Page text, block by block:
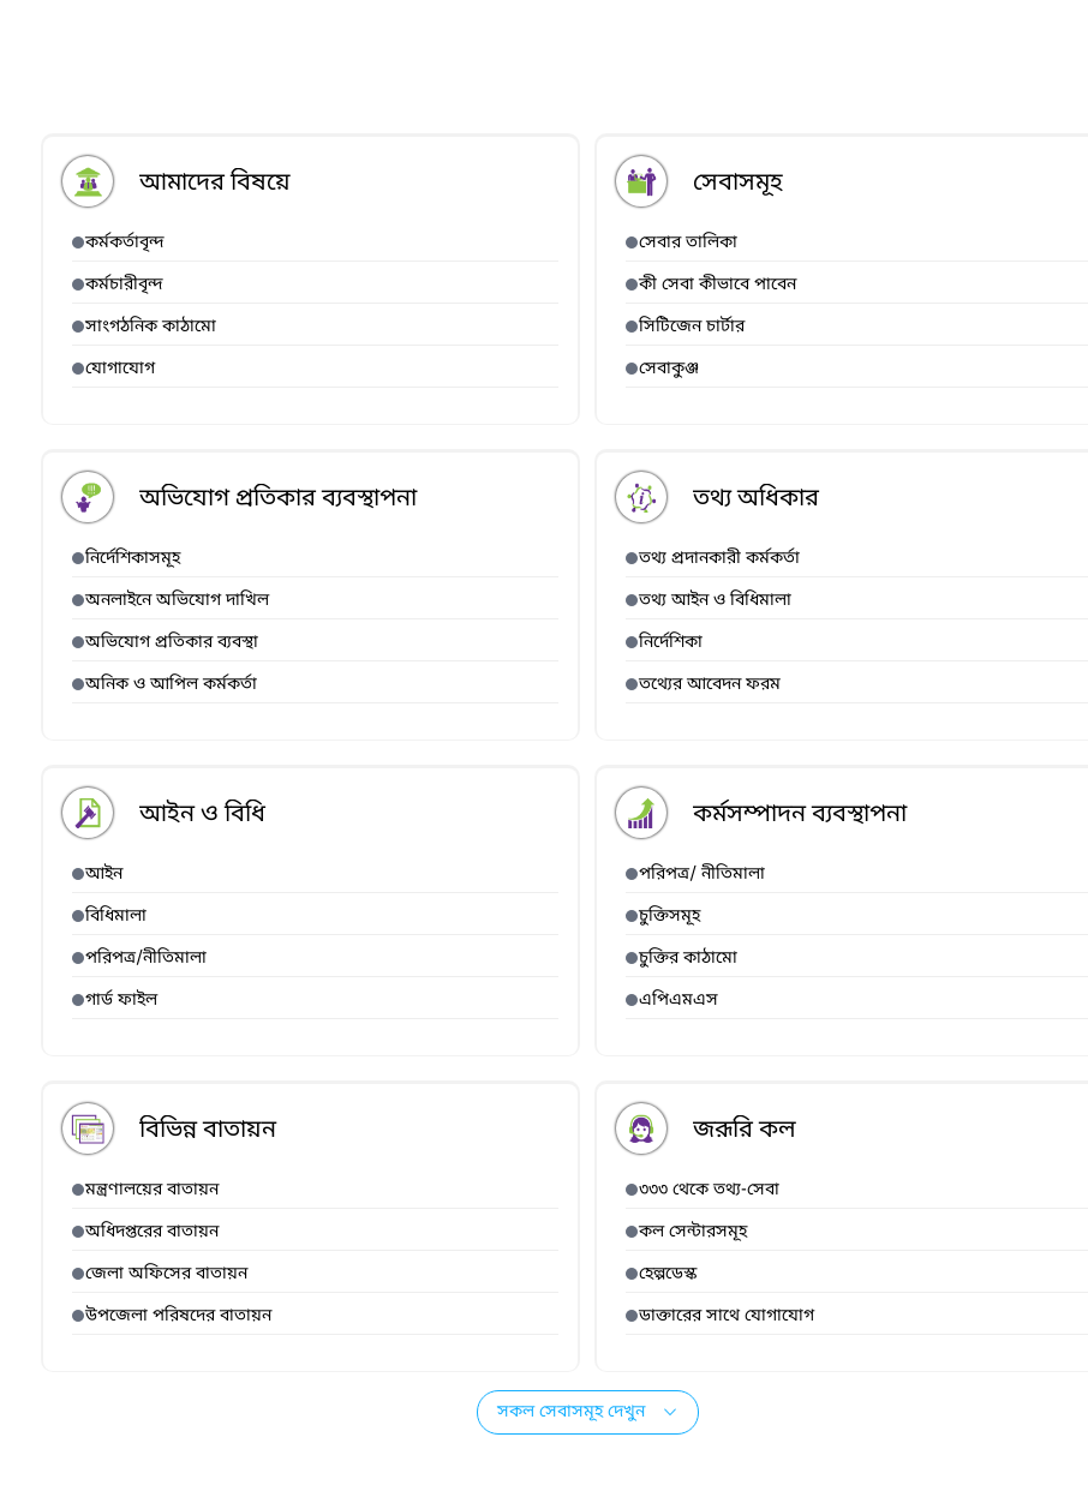
আমাদের বিষয়ে
কর্মকর্তাবৃন্দ
কর্মচারীবৃন্দ
সাংগঠনিক কাঠামো
যোগাযোগ
সেবাসমূহ
সেবার তালিকা
কী সেবা কীভাবে পাবেন
সিটিজেন চার্টার
সেবাকুঞ্জ
অভিযোগ প্রতিকার ব্যবস্থাপনা
নির্দেশিকাসমূহ
অনলাইনে অভিযোগ দাখিল
অভিযোগ প্রতিকার ব্যবস্থা
অনিক ও আপিল কর্মকর্তা
তথ্য অধিকার
তথ্য প্রদানকারী কর্মকর্তা
তথ্য আইন ও বিধিমালা
নির্দেশিকা
তথ্যের আবেদন ফরম
আইন ও বিধি
আইন
বিধিমালা
পরিপত্র/নীতিমালা
গার্ড ফাইল
কর্মসম্পাদন ব্যবস্থাপনা
পরিপত্র/ নীতিমালা
চুক্তিসমূহ
চুক্তির কাঠামো
এপিএমএস
বিভিন্ন বাতায়ন
মন্ত্রণালয়ের বাতায়ন
অধিদপ্তরের বাতায়ন
জেলা অফিসের বাতায়ন
উপজেলা পরিষদের বাতায়ন
জরূরি কল
৩৩৩ থেকে তথ্য-সেবা
কল সেন্টারসমূহ
হেল্পডেস্ক
ডাক্তারের সাথে যোগাযোগ
সকল সেবাসমূহ দেখুন